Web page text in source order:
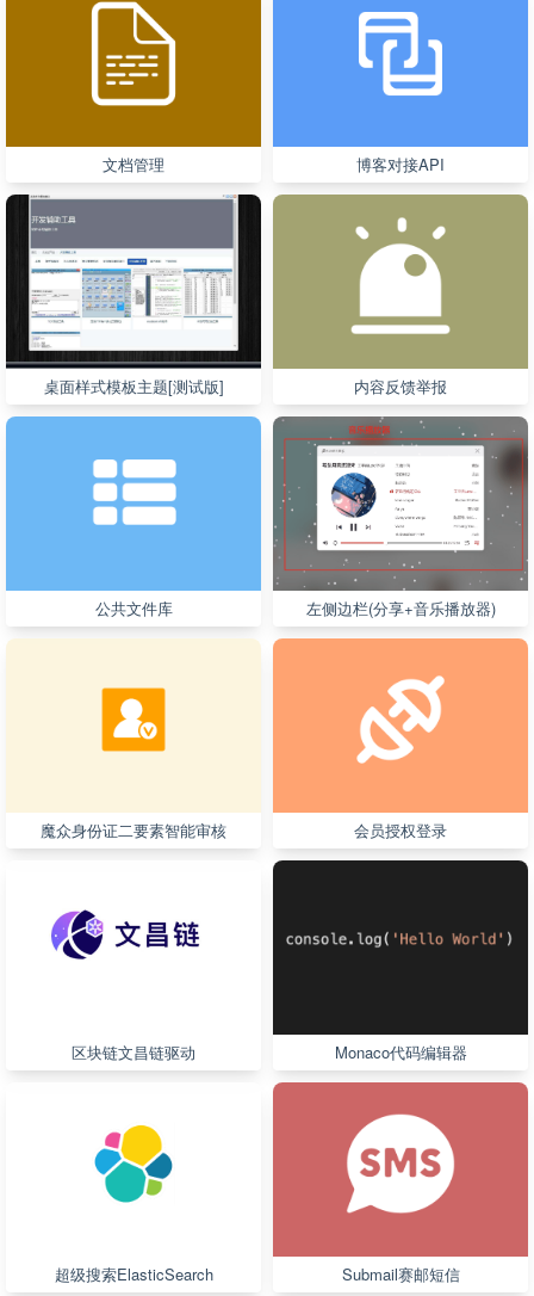
文档管理 博客对接API
桌面样式模板主题[测试版] 内容反馈举报
公共文件库 左侧边栏(分享+音乐播放器)
魔众身份证二要素智能审核 会员授权登录
区块链文昌链驱动 Monaco代码编辑器
超级搜索ElasticSearch Submail赛邮短信